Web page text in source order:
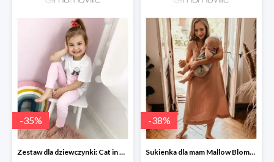
-35%
Zestaw dla dziewczynki: Cat in Pocket Fluffy -35%
-38%
Sukienka dla mam Mallow Bloms -37%